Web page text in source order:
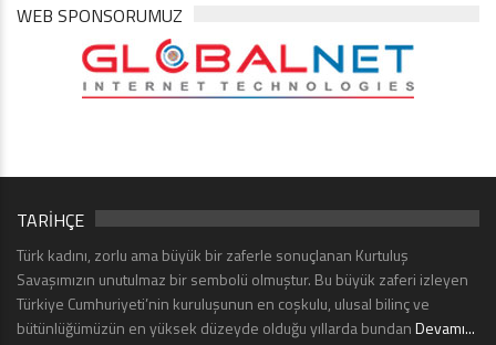
WEB SPONSORUMUZ
TARİHÇE
Türk kadını, zorlu ama büyük bir zaferle sonuçlanan Kurtuluş
Savaşımızın unutulmaz bir sembolü olmuştur. Bu büyük zaferi izleyen
Türkiye Cumhuriyeti’nin kuruluşunun en coşkulu, ulusal bilinç ve
bütünlüğümüzün en yüksek düzeyde olduğu yıllarda bundanDevamı...